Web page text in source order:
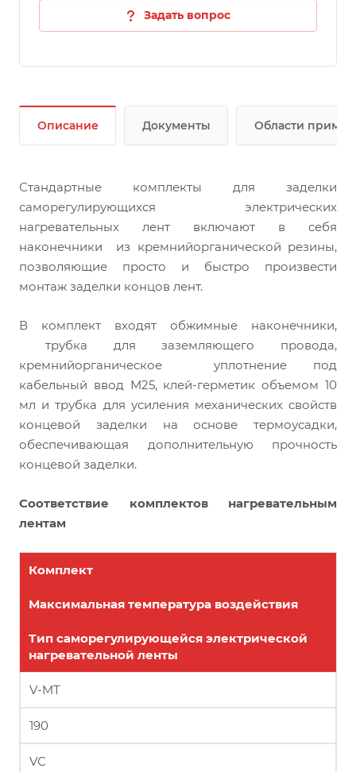
Задать вопрос
Описание Документы Области
Стандартные комплекты для заделки
саморегулирующихся электрических
нагревательных лент включают в себя
наконечники из кремнийорганической резины,
позволяющие просто и быстро произвести
монтаж заделки концов лент.
В комплект входят обжимные наконечники,
трубка для заземляющего провода,
кремнийорганическое уплотнение под
кабельный ввод М25, клей-герметик объемом 10
мл и трубка для усиления механических свойств
концевой заделки на основе термоусадки,
обеспечивающая дополнительную прочность
концевой заделки.
Соответствие комплектов нагревательным
лентам
Комплект
Максимальная температура воздействия
Тип саморегулирующейся электрической
нагревательной ленты
V-MT
190
VC